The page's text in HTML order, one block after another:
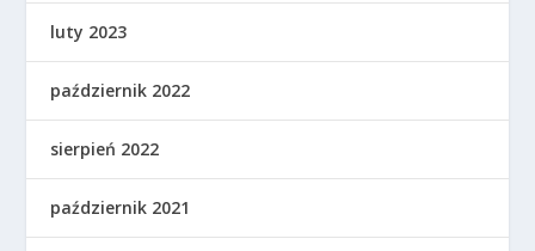
luty 2023
październik 2022
sierpień 2022
październik 2021